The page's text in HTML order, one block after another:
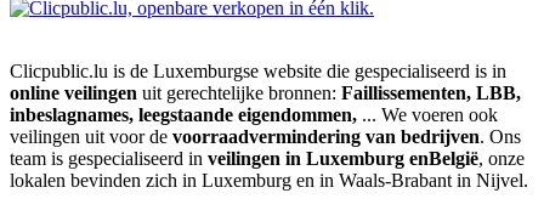
Clicpublic.lu is de Luxemburgse website die gespecialiseerd is in
online veilingen uit gerechtelijke bronnen: Faillissementen, LBB,
inbeslagnames, leegstaande eigendommen, ... We voeren ook
veilingen uit voor de voorraadvermindering van bedrijven. Ons
team is gespecialiseerd in veilingen in Luxemburg enBelgië, onze
lokalen bevinden zich in Luxemburg en in Waals-Brabant in Nijvel.